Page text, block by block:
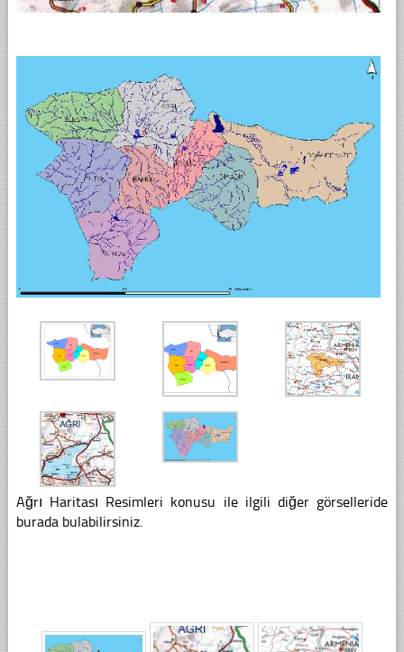
Ağrı Haritası Resimleri konusu ile ilgili diğer görselleride
burada bulabilirsiniz.